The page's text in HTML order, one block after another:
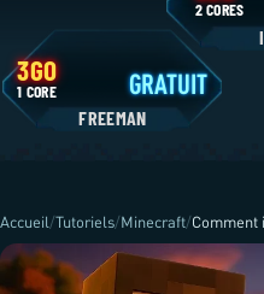
FREEMAN
Accueil/Tutoriels/Minecraft/Comment